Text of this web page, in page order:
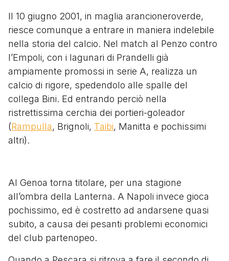
Il 10 giugno 2001, in maglia arancioneroverde,
riesce comunque a entrare in maniera indelebile
nella storia del calcio. Nel match al Penzo contro
l’Empoli, con i lagunari di Prandelli già
ampiamente promossi in serie A, realizza un
calcio di rigore, spedendolo alle spalle del
collega Bini. Ed entrando perciò nella
ristrettissima cerchia dei portieri-goleador
(Rampulla, Brignoli, Taibi, Manitta e pochissimi
altri).
Al Genoa torna titolare, per una stagione
all’ombra della Lanterna. A Napoli invece gioca
pochissimo, ed è costretto ad andarsene quasi
subito, a causa dei pesanti problemi economici
del club partenopeo.